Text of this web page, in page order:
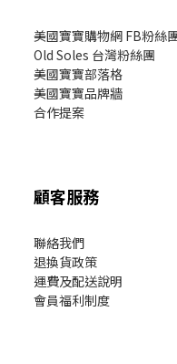
美國寶寶購物網 FB粉絲
Old Soles 台灣粉絲團
美國寶寶部落格
美國寶寶品牌牆
合作提案
顧客服務
聯絡我們
退換貨政策
運費及配送說明
會員福利制度